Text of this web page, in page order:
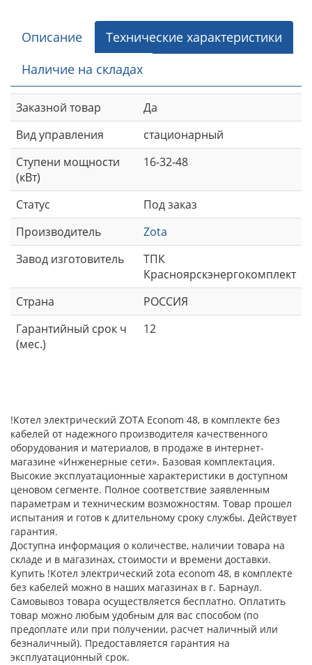
Описание
Технические характеристики
Наличие на складах
Заказной товар
Да
Вид управления
стационарный
Ступени мощности
(кВт)
16-32-48
Статус
Под заказ
Производитель
Zota
Завод изготовитель
ТПК
Красноярскэнергокомплект
Страна
РОССИЯ
Гарантийный срок ч
(мес.)
12
!Котел электрический ZOTA Econom 48, в комплекте без
кабелей от надежного производителя качественного
оборудования и материалов, в продаже в интернет-
магазине «Инженерные сети». Базовая комплектация.
Высокие эксплуатационные характеристики в доступном
ценовом сегменте. Полное соответствие заявленным
параметрам и техническим возможностям. Товар прошел
испытания и готов к длительному сроку службы. Действует
гарантия.
Доступна информация о количестве, наличии товара на
складе и в магазинах, стоимости и времени доставки.
Купить !Котел электрический zota econom 48, в комплекте
без кабелей можно в наших магазинах в г. Барнаул.
Самовывоз товара осуществляется бесплатно. Оплатить
товар можно любым удобным для вас способом (по
предоплате или при получении, расчет наличный или
безналичный). Предоставляется гарантия на
эксплуатационный срок.